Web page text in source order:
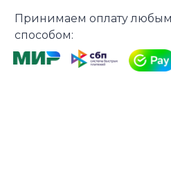
Принимаем оплату
способом: